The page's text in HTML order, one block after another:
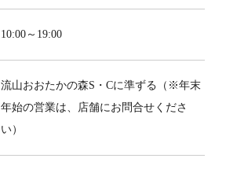
10:00～19:00
流山おおたかの森S・Cに準ずる（※年末
年始の営業は、店舗にお問合せくださ
い）